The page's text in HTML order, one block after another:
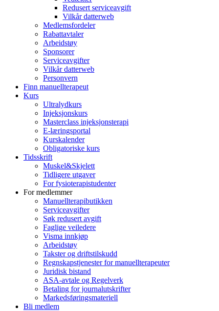
Redusert serviceavgift
Vilkår datterweb
Medlemsfordeler
Rabattavtaler
Arbeidstøy
Sponsorer
Serviceavgifter
Vilkår datterweb
Personvern
Finn manuellterapeut
Kurs
Ultralydkurs
Injeksjonskurs
Masterclass injeksjonsterapi
E-læringsportal
Kurskalender
Obligatoriske kurs
Tidsskrift
Muskel&Skjelett
Tidligere utgaver
For fysioterapistudenter
For medlemmer
Manuellterapibutikken
Serviceavgifter
Søk redusert avgift
Faglige veiledere
Visma innkjøp
Arbeidstøy
Takster og driftstilskudd
Regnskapstjenester for manuellterapeuter
Juridisk bistand
ASA-avtale og Regelverk
Betaling for journalutskrifter
Markedsføringsmateriell
Bli medlem